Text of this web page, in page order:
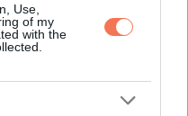
Use,
of my
with the